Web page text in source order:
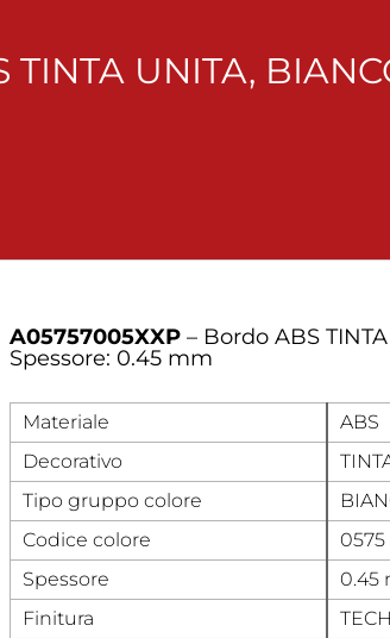
TINTA UNITA,
A05757005XXP – Bordo ABS
Spessore: 0.45 mm
Materiale
ABS
Decorativo
Tipo gruppo colore
Codice colore
0575
Spessore
0.45
Finitura